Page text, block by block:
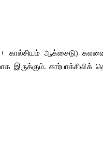
+ கால்சியம் ஆக்சைடு)
இருக்கும். கார்பாக்சிலிக்